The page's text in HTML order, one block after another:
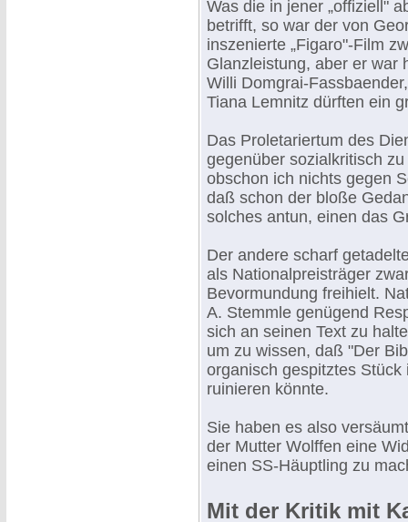
Was die in jener „offiziell"
betrifft, so war der von
inszenierte „Figaro"-Film
Glanzleistung, aber er war
Willi Domgrai-
Tiana Lemnitz dürften ein
Das Proletariertum des
gegenüber sozialkritisch
obschon ich nichts gegen
daß schon der bloße
solches antun, einen das
Der andere scharf
als Nationalpreisträger
Bevormundung freihielt.
A. Stemmle genügend
sich an seinen Text zu
um zu wissen, daß "Der
organisch gespitztes Stück
ruinieren könnte.
Sie haben es also
der Mutter Wolffen eine
einen SS-Häuptling zu
Mit der Kritik mit